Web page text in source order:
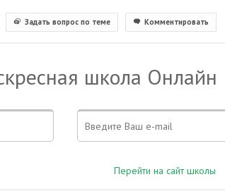
Задать вопрос по теме Комментировать
школа Онлайн
Перейти на сайт школы